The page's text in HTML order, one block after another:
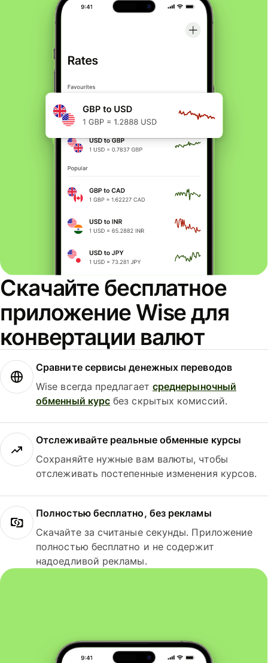
Скачайте бесплатное
приложение Wise для
конвертации валют
Сравните сервисы денежных переводов
Wise всегда предлагает среднерыночный
обменный курс без скрытых комиссий.
Отслеживайте реальные обменные курсы
Сохраняйте нужные вам валюты, чтобы
отслеживать постепенные изменения курсов.
Полностью бесплатно, без рекламы
Скачайте за считаные секунды. Приложение
полностью бесплатно и не содержит
надоедливой рекламы.